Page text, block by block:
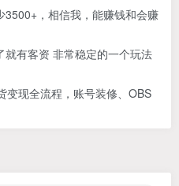
3500+，相信我，能赚钱和会赚
有客资 非常稳定的一个玩法
变现全流程，账号装修、OBS